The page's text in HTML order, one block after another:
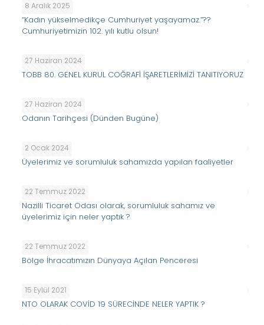
8 Aralık 2025
“Kadın yükselmedikçe Cumhuriyet yaşayamaz.”??
Cumhuriyetimizin 102. yılı kutlu olsun!
27 Haziran 2024
TOBB 80. GENEL KURUL COĞRAFİ İŞARETLERİMİZİ TANITIYORUZ
27 Haziran 2024
Odanın Tarihçesi (Dünden Bugüne)
2 Ocak 2024
Üyelerimiz ve sorumluluk sahamızda yapılan faaliyetler
22 Temmuz 2022
Nazilli Ticaret Odası olarak, sorumluluk sahamız ve
üyelerimiz için neler yaptık ?
22 Temmuz 2022
Bölge İhracatımızın Dünyaya Açılan Penceresi
15 Eylül 2021
NTO OLARAK COVİD 19 SÜRECİNDE NELER YAPTIK ?